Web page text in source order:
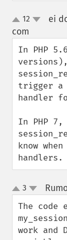
up12
ei
com
In PHP
versions),
trigger a
handler
In PHP
know
handlers.
up
down
3
The code
work and